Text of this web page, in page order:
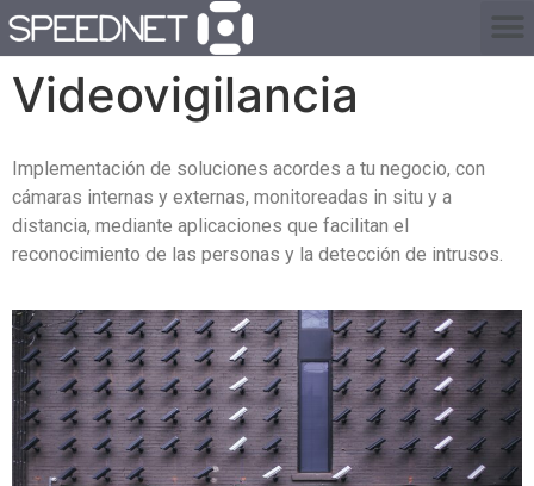
Videovigilancia
Implementación de soluciones acordes a tu negocio, con
cámaras internas y externas, monitoreadas in situ y a
distancia, mediante aplicaciones que facilitan el
reconocimiento de las personas y la detección de intrusos.